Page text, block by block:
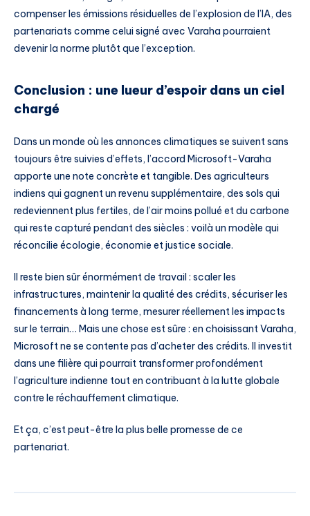
compenser les émissions résiduelles de l’explosion de l’IA, des
partenariats comme celui signé avec Varaha pourraient
devenir la norme plutôt que l’exception.
Conclusion : une lueur d’espoir dans un ciel
chargé
Dans un monde où les annonces climatiques se suivent sans
toujours être suivies d’effets, l’accord Microsoft-Varaha
apporte une note concrète et tangible. Des agriculteurs
indiens qui gagnent un revenu supplémentaire, des sols qui
redeviennent plus fertiles, de l’air moins pollué et du carbone
qui reste capturé pendant des siècles : voilà un modèle qui
réconcilie écologie, économie et justice sociale.
Il reste bien sûr énormément de travail : scaler les
infrastructures, maintenir la qualité des crédits, sécuriser les
financements à long terme, mesurer réellement les impacts
sur le terrain… Mais une chose est sûre : en choisissant Varaha,
Microsoft ne se contente pas d’acheter des crédits. Il investit
dans une filière qui pourrait transformer profondément
l’agriculture indienne tout en contribuant à la lutte globale
contre le réchauffement climatique.
Et ça, c’est peut-être la plus belle promesse de ce
partenariat.